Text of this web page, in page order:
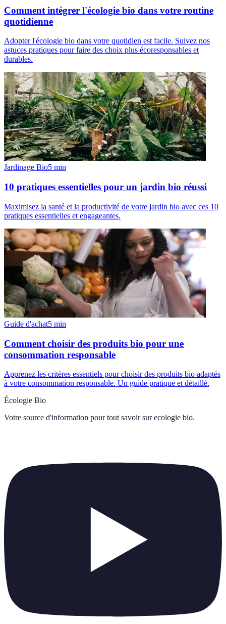
Comment intégrer l'écologie bio dans votre routine
quotidienne
Adopter l'écologie bio dans votre quotidien est facile. Suivez nos
astuces pratiques pour faire des choix plus écoresponsables et
durables.
Jardinage Bio5 min
10 pratiques essentielles pour un jardin bio réussi
Maximisez la santé et la productivité de votre jardin bio avec ces 10
pratiques essentielles et engageantes.
Guide d'achat5 min
Comment choisir des produits bio pour une
consommation responsable
Apprenez les critères essentiels pour choisir des produits bio adaptés
à votre consommation responsable. Un guide pratique et détaillé.
Écologie Bio
Votre source d'information pour tout savoir sur ecologie bio.